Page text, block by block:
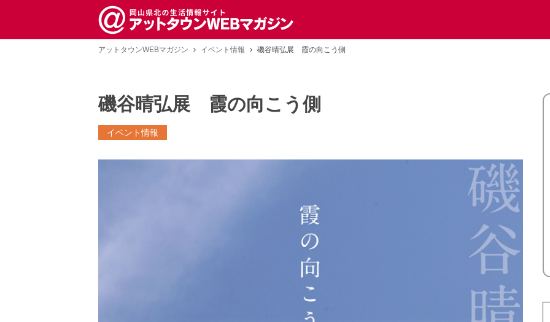
アットタウンWEBマガジン イベント情報 磯谷晴弘展 霞の向こう側
磯谷晴弘展 霞の向こう側
イベント情報